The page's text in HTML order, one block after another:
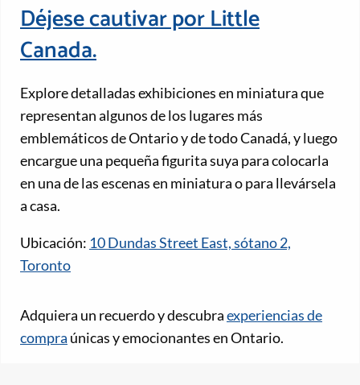
Déjese cautivar por Little
Canada.
Explore detalladas exhibiciones en miniatura que
representan algunos de los lugares más
emblemáticos de Ontario y de todo Canadá, y luego
encargue una pequeña figurita suya para colocarla
en una de las escenas en miniatura o para llevársela
a casa.
Ubicación: 10 Dundas Street East, sótano 2,
Toronto
Adquiera un recuerdo y descubraexperiencias de
compra únicas y emocionantes en Ontario.